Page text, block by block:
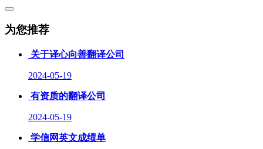
为您推荐
关于译心向善翻译公司
2024-05-19
有资质的翻译公司
2024-05-19
学信网英文成绩单